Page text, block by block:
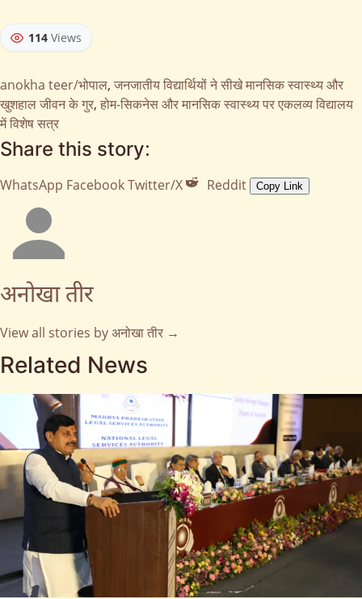
114 Views
anokha teer/भोपाल, जनजातीय विद्यार्थियों ने सीखे मानसिक स्वास्थ्य और
खुशहाल जीवन के गुर, होम-सिकनेस और मानसिक स्वास्थ्य पर एकलव्य विद्यालय
में विशेष सत्र
Share this story:
WhatsApp FacebookTwitter/X Reddit Copy Link
अनोखा तीर
View all stories by अनोखा तीर →
Related News